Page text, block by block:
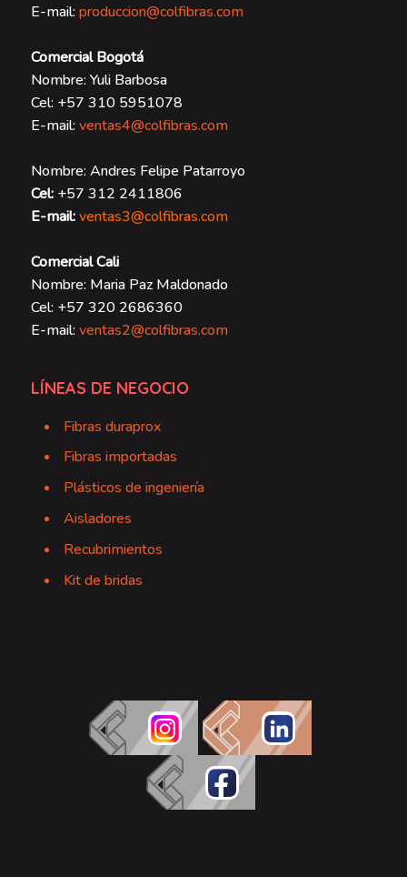
E-mail: produccion@colfibras.com
Comercial Bogotá
Nombre: Yuli Barbosa
Cel: +57 310 5951078
E-mail: ventas4@colfibras.com
Nombre: Andres Felipe Patarroyo
Cel: +57 312 2411806
E-mail:ventas3@colfibras.com
Comercial Cali
Nombre: Maria Paz Maldonado
Cel: +57 320 2686360
E-mail: ventas2@colfibras.com
LÍNEAS DE NEGOCIO
Fibras duraprox
Fibras importadas
Plásticos de ingeniería
Aisladores
Recubrimientos
Kit de bridas